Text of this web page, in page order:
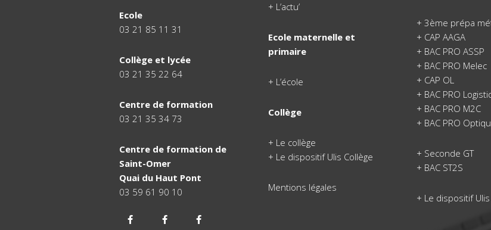
Ecole
03 21 85 11 31
Collège et lycée
03 21 35 22 64
Centre de formation
03 21 35 34 73
Centre de formation de
Saint-Omer
Quai du Haut Pont
03 59 61 90 10
+ L’actu’
Ecole maternelle et
primaire
+ L’école
Collège
+ Le collège
+ Le dispositif Ulis Collège
Mentions légales
+ 3ème prépa
+ CAP AAGA
+ BAC PRO ASSP
+ BAC PRO Melec
+ CAP OL
+ BAC PRO
+ BAC PRO M2C
+ BAC PRO
+ Seconde GT
+ BAC ST2S
+ Le dispositif